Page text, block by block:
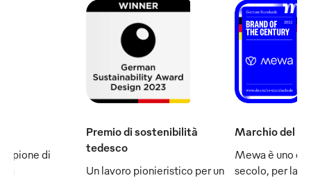
di
fa
Premio di sostenibilità
tedesco
Un lavoro pionieristico per un
Marchio del
Mewa è uno
secolo, per la